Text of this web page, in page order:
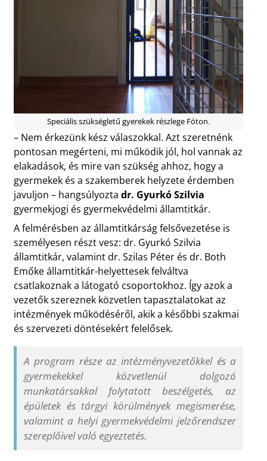
Speciális szükségletű gyerekek részlege Fóton.
– Nem érkezünk kész válaszokkal. Azt szeretnénk
pontosan megérteni, mi működik jól, hol vannak az
elakadások, és mire van szükség ahhoz, hogy a
gyermekek és a szakemberek helyzete érdemben
javuljon – hangsúlyozta dr. Gyurkó Szilvia
gyermekjogi és gyermekvédelmi államtitkár.
A felmérésben az államtitkárság felsővezetése is
személyesen részt vesz: dr. Gyurkó Szilvia
államtitkár, valamint dr. Szilas Péter és dr. Both
Emőke államtitkár-helyettesek felváltva
csatlakoznak a látogató csoportokhoz. Így azok a
vezetők szereznek közvetlen tapasztalatokat az
intézmények működéséről, akik a későbbi szakmai
és szervezeti döntésekért felelősek.
A program része az intézményvezetőkkel és a
gyermekekkel közvetlenül dolgozó
munkatársakkal folytatott beszélgetés, az
épületek és tárgyi körülmények megismerése,
valamint a helyi gyermekvédelmi jelzőrendszer
szereplőivel való egyeztetés.